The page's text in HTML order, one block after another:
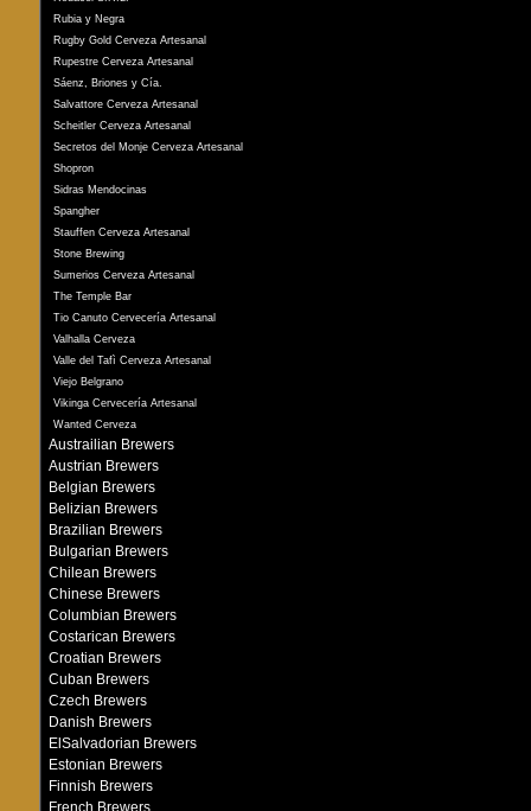
Rubia y Negra
Rugby Gold Cerveza Artesanal
Rupestre Cerveza Artesanal
Sáenz, Briones y Cía.
Salvattore Cerveza Artesanal
Scheitler Cerveza Artesanal
Secretos del Monje Cerveza Artesanal
Shopron
Sidras Mendocinas
Spangher
Stauffen Cerveza Artesanal
Stone Brewing
Sumerios Cerveza Artesanal
The Temple Bar
Tio Canuto Cervecería Artesanal
Valhalla Cerveza
Valle del Tafì Cerveza Artesanal
Viejo Belgrano
Vikinga Cervecería Artesanal
Wanted Cerveza
Austrailian Brewers
Austrian Brewers
Belgian Brewers
Belizian Brewers
Brazilian Brewers
Bulgarian Brewers
Chilean Brewers
Chinese Brewers
Columbian Brewers
Costarican Brewers
Croatian Brewers
Cuban Brewers
Czech Brewers
Danish Brewers
ElSalvadorian Brewers
Estonian Brewers
Finnish Brewers
French Brewers